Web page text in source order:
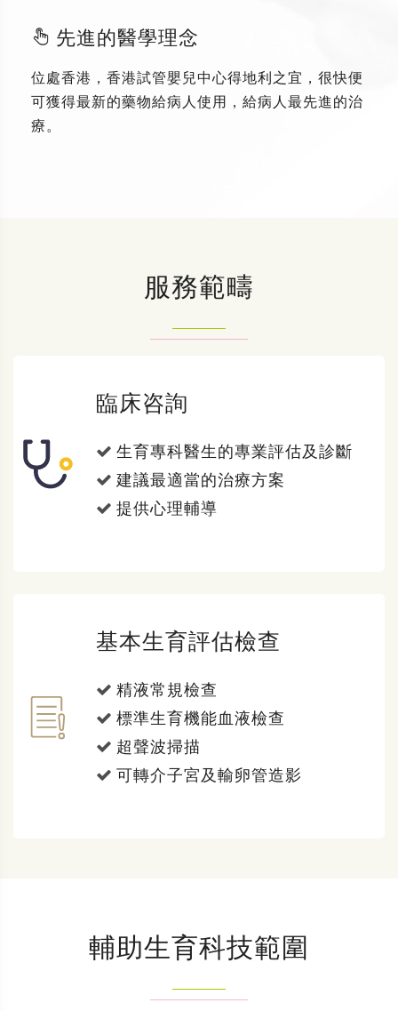
先進的醫學理念
位處香港，香港試管嬰兒中心得地利之宜，很快便
可獲得最新的藥物給病人使用，給病人最先進的治
療。
服務範疇
臨床咨詢
生育專科醫生的專業評估及診斷
建議最適當的治療方案
提供心理輔導
基本生育評估檢查
精液常規檢查
標準生育機能血液檢查
超聲波掃描
可轉介子宮及輸卵管造影
輔助生育科技範圍